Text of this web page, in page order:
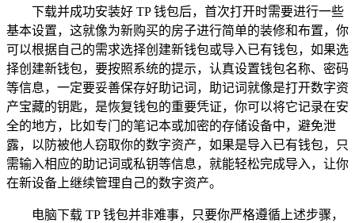
下载并成功安装好 TP 钱包后，首次打开时需要进行一些
基本设置，这就像为新购买的房子进行简单的装修和布置，你
可以根据自己的需求选择创建新钱包或导入已有钱包，如果选
择创建新钱包，要按照系统的提示，认真设置钱包名称、密码
等信息，一定要妥善保存好助记词，助记词就像是打开数字资
产宝藏的钥匙，是恢复钱包的重要凭证，你可以将它记录在安
全的地方，比如专门的笔记本或加密的存储设备中，避免泄
露，以防被他人窃取你的数字资产，如果是导入已有钱包，只
需输入相应的助记词或私钥等信息，就能轻松完成导入，让你
在新设备上继续管理自己的数字资产。
电脑下载 TP 钱包并非难事，只要你严格遵循上述步骤，